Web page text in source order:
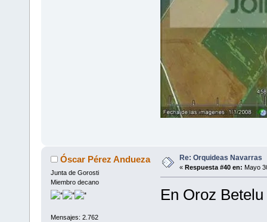
Óscar Pérez Andueza
Junta de Gorosti
Miembro decano
Mensajes: 2.762
Re: Orquideas Navarras
« Respuesta #40 en: Mayo
En Oroz